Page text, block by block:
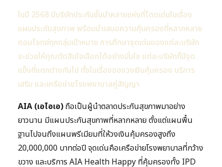
ในปี 2568 มีบริษัทประกันชั้นนำหลายแห่งที่โดดเด่นในเรื่อง
แผนประกันสุขภาพ พร้อมนำเสนอความคุ้มครองที่หลากหลาย
ตอบโจทย์ทุกกลุ่มเป้าหมาย การศึกษาจุดเด่นของแต่ละบริษัท
จะช่วยให้คุณตัดสินใจเลือกได้อย่างมั่นใจ แต่ละบริษัทก็มีจุด
แข็งที่แตกต่างกันไป ทั้งในเรื่องของวงเงินคุ้มครอง บริการ
เสริม และเครือข่ายโรงพยาบาลคู่สัญญา
AIA (เอไอเอ)ถือเป็นผู้นำตลาดประกันสุขภาพมาอย่าง
ยาวนาน มีแผนประกันสุขภาพที่หลากหลาย ตั้งแต่แผนพื้น
ฐานไปจนถึงแผนพรีเมียมที่ให้วงเงินคุ้มครองสูงถึง
20,000,000 บาทต่อปี จุดเด่นคือเครือข่ายโรงพยาบาลที่กว้าง
ขวาง และบริการ AIA Health Happy ที่คุ้มครองทั้ง IPD